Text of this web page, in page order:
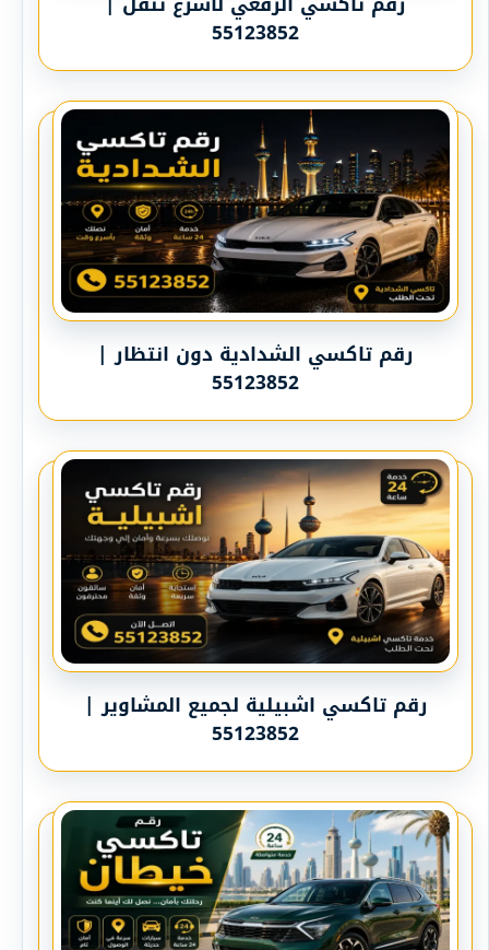
55123852
رقم تاكسي الشدادية دون انتظار |
55123852
رقم تاكسي اشبيلية لجميع المشاوير |
55123852